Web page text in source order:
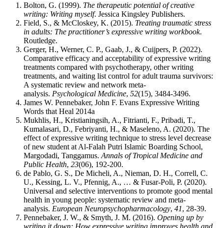
Bolton, G. (1999). The therapeutic potential of creative
writing: Writing myself. Jessica Kingsley Publishers.
Field, S., & McCloskey, K. (2015). Treating traumatic stress
in adults: The practitioner’s expressive writing workbook.
Routledge.
Gerger, H., Werner, C. P., Gaab, J., & Cuijpers, P. (2022).
Comparative efficacy and acceptability of expressive writing
treatments compared with psychotherapy, other writing
treatments, and waiting list control for adult trauma survivors:
A systematic review and network meta-
analysis. Psychological Medicine, 52(15), 3484-3496.
James W. Pennebaker, John F. Evans Expressive Writing
Words that Heal 2014a
Mukhlis, H., Kristianingsih, A., Fitrianti, F., Pribadi, T.,
Kumalasari, D., Febriyanti, H., & Maseleno, A. (2020). The
effect of expressive writing technique to stress level decrease
of new student at Al-Falah Putri Islamic Boarding School,
Margodadi, Tanggamus. Annals of Tropical Medicine and
Public Health, 23(06), 192-200.
de Pablo, G. S., De Micheli, A., Nieman, D. H., Correll, C.
U., Kessing, L. V., Pfennig, A., … & Fusar-Poli, P. (2020).
Universal and selective interventions to promote good mental
health in young people: systematic review and meta-
analysis. European Neuropsychopharmacology, 41, 28-39.
Pennebaker, J. W., & Smyth, J. M. (2016). Opening up by
writing it down: How expressive writing improves health and